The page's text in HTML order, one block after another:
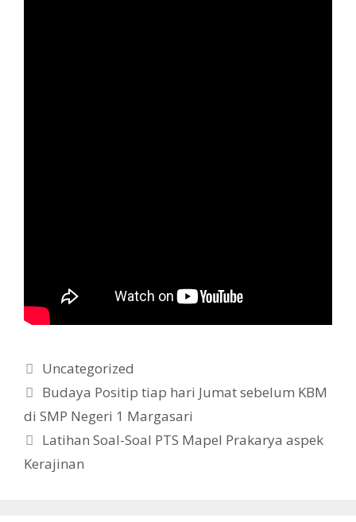
Kategori
Uncategorized
Budaya Positip tiap hari Jumat sebelum KBM
di SMP Negeri 1 Margasari
Latihan Soal-Soal PTS Mapel Prakarya aspek
Kerajinan